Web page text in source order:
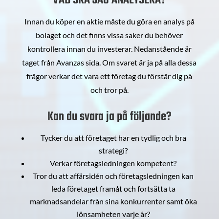
Innan du köper en aktie måste du göra en analys på
bolaget och det finns vissa saker du behöver
kontrollera innan du investerar. Nedanstående är
taget från Avanzas sida. Om svaret är ja på alla dessa
frågor verkar det vara ett företag du förstår dig på
och tror på.
Kan du svara ja på följande?
Tycker du att företaget har en tydlig och bra
strategi?
Verkar företagsledningen kompetent?
Tror du att affärsidén och företagsledningen kan
leda företaget framåt och fortsätta ta
marknadsandelar från sina konkurrenter samt öka
lönsamheten varje år?